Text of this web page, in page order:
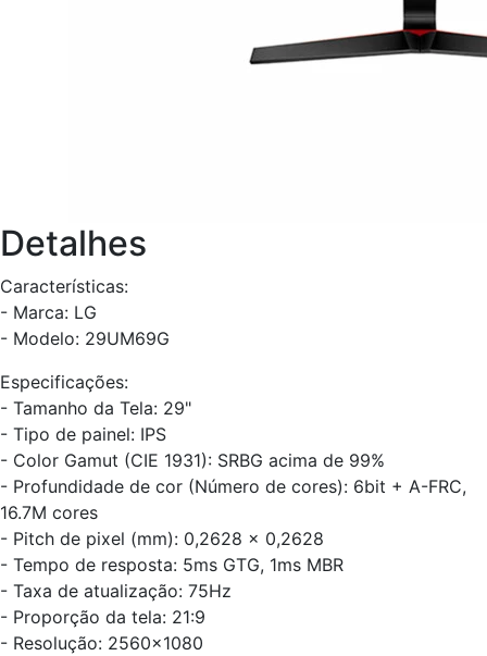
Detalhes
Características:
- Marca: LG
- Modelo: 29UM69G
Especificações:
- Tamanho da Tela: 29"
- Tipo de painel: IPS
- Color Gamut (CIE 1931): SRBG acima de 99%
- Profundidade de cor (Número de cores): 6bit + A-FRC,
16.7M cores
- Pitch de pixel (mm): 0,2628 x 0,2628
- Tempo de resposta: 5ms GTG, 1ms MBR
- Taxa de atualização: 75Hz
- Proporção da tela: 21:9
- Resolução: 2560x1080